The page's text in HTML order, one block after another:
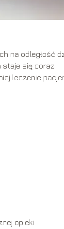
na odległość
staje się coraz
leczenie
opieki